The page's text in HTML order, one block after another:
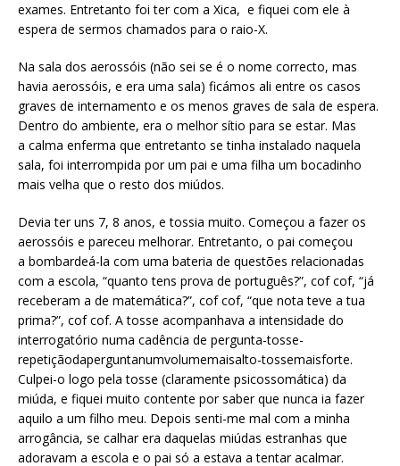
exames. Entretanto foi ter com a Xica, e fiquei com ele à
espera de sermos chamados para o raio-X.
Na sala dos aerossóis (não sei se é o nome correcto, mas
havia aerossóis, e era uma sala) ficámos ali entre os casos
graves de internamento e os menos graves de sala de espera.
Dentro do ambiente, era o melhor sítio para se estar. Mas
a calma enferma que entretanto se tinha instalado naquela
sala, foi interrompida por um pai e uma filha um bocadinho
mais velha que o resto dos miúdos.
Devia ter uns 7, 8 anos, e tossia muito. Começou a fazer os
aerossóis e pareceu melhorar. Entretanto, o pai começou
a bombardeá-la com uma bateria de questões relacionadas
com a escola, “quanto tens prova de português?”, cof cof, “já
receberam a de matemática?”, cof cof, “que nota teve a tua
prima?”, cof cof. A tosse acompanhava a intensidade do
interrogatório numa cadência de pergunta-tosse-
repetiçãodaperguntanumvolumemaisalto-tossemaisforte.
Culpei-o logo pela tosse (claramente psicossomática) da
miúda, e fiquei muito contente por saber que nunca ia fazer
aquilo a um filho meu. Depois senti-me mal com a minha
arrogância, se calhar era daquelas miúdas estranhas que
adoravam a escola e o pai só a estava a tentar acalmar.